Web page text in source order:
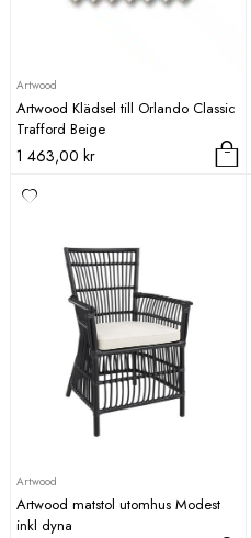
Artwood
Artwood Klädsel till Orlando Classic
Trafford Beige
1 463,00 kr
Artwood
Artwood matstol utomhus Modest
inkl dyna